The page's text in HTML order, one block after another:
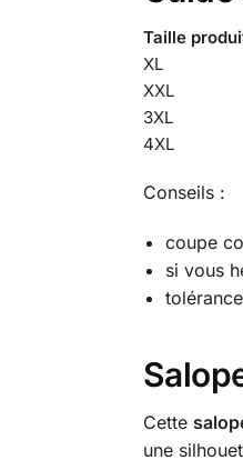
Taille
XL
XXL
3XL
4XL
Conseils :
coupe
si vous
Cette
une